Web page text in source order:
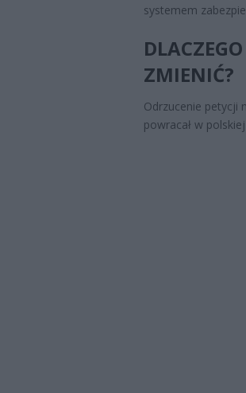
systemem
ZMIENIĆ?
Odrzucenie petycji
powracał w